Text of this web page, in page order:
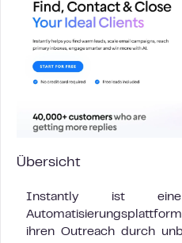
Übersicht
Instantly ist eine
ihren Outreach durch